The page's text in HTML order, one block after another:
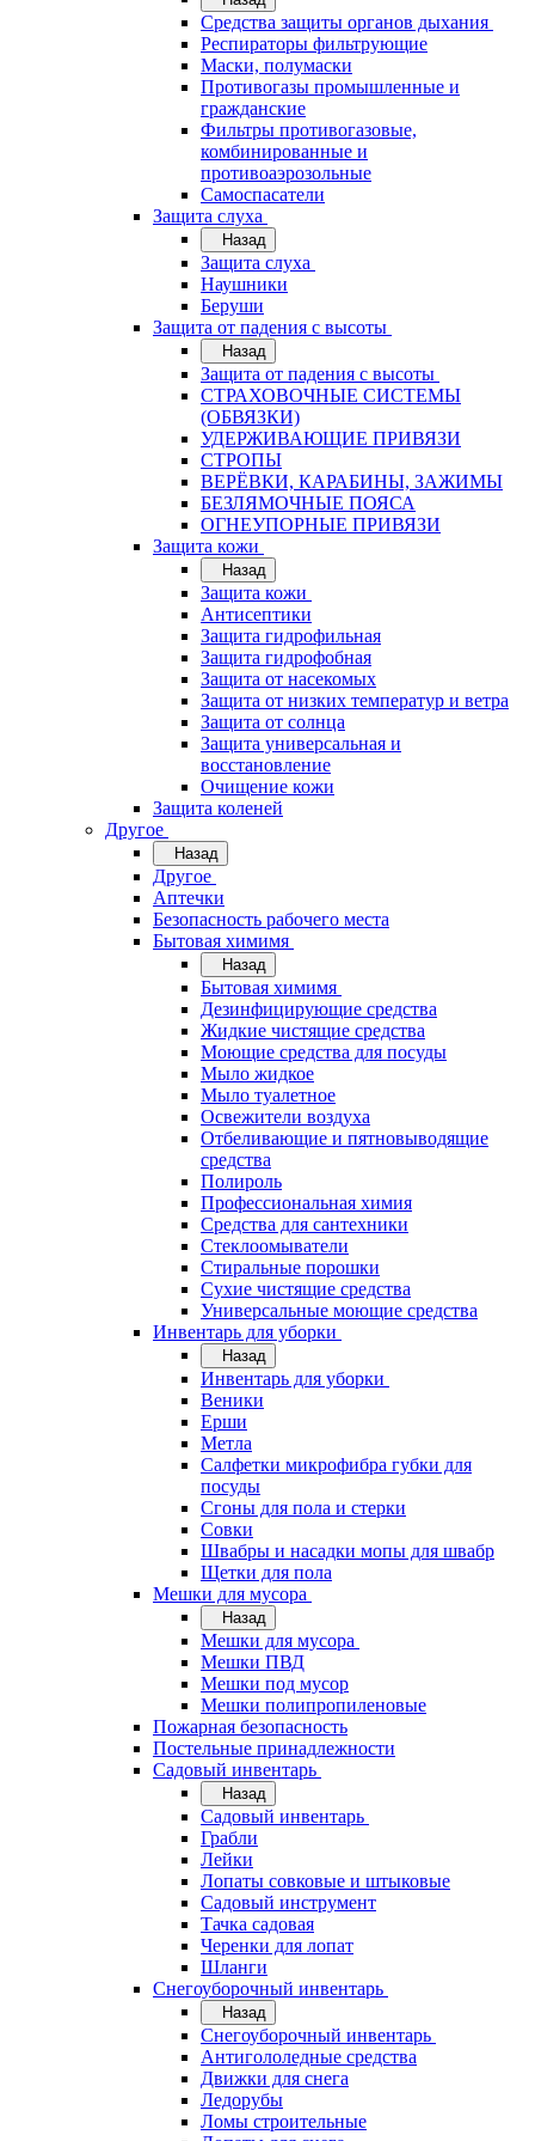
Средства защиты органов дыхания
Респираторы фильтрующие
Маски, полумаски
Противогазы промышленные и
гражданские
Фильтры противогазовые,
комбинированные и
противоаэрозольные
Самоспасатели
Защита слуха
Назад
Защита слуха
Наушники
Беруши
Защита от падения с высоты
Назад
Защита от падения с высоты
СТРАХОВОЧНЫЕ СИСТЕМЫ
(ОБВЯЗКИ)
УДЕРЖИВАЮЩИЕ ПРИВЯЗИ
СТРОПЫ
ВЕРЁВКИ, КАРАБИНЫ, ЗАЖИМЫ
БЕЗЛЯМОЧНЫЕ ПОЯСА
ОГНЕУПОРНЫЕ ПРИВЯЗИ
Защита кожи
Назад
Защита кожи
Антисептики
Защита гидрофильная
Защита гидрофобная
Защита от насекомых
Защита от низких температур и ветра
Защита от солнца
Защита универсальная и
восстановление
Очищение кожи
Защита коленей
Другое
Назад
Другое
Аптечки
Безопасность рабочего места
Бытовая химимя
Назад
Бытовая химимя
Дезинфицирующие средства
Жидкие чистящие средства
Моющие средства для посуды
Мыло жидкое
Мыло туалетное
Освежители воздуха
Отбеливающие и пятновыводящие
средства
Полироль
Профессиональная химия
Средства для сантехники
Стеклоомыватели
Стиральные порошки
Сухие чистящие средства
Универсальные моющие средства
Инвентарь для уборки
Назад
Инвентарь для уборки
Веники
Ерши
Метла
Салфетки микрофибра губки для
посуды
Сгоны для пола и стерки
Совки
Швабры и насадки мопы для швабр
Щетки для пола
Мешки для мусора
Назад
Мешки для мусора
Мешки ПВД
Мешки под мусор
Мешки полипропиленовые
Пожарная безопасность
Постельные принадлежности
Садовый инвентарь
Назад
Садовый инвентарь
Грабли
Лейки
Лопаты совковые и штыковые
Садовый инструмент
Тачка садовая
Черенки для лопат
Шланги
Снегоуборочный инвентарь
Назад
Снегоуборочный инвентарь
Антигололедные средства
Движки для снега
Ледорубы
Ломы строительные